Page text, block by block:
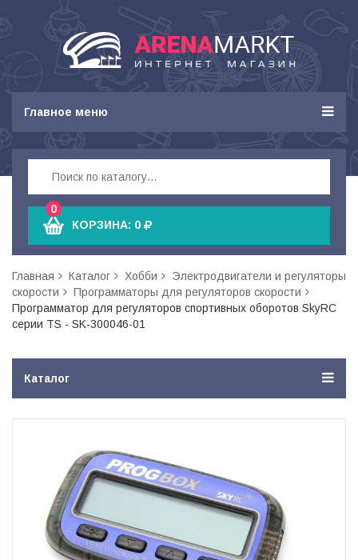
Главное меню
0
КОРЗИНА: 0
Главная Каталог Хобби
Электродвигатели и регуляторы
скорости
Программаторы для регуляторов скорости
Программатор для регуляторов спортивных оборотов SkyRC
серии TS - SK-300046-01
Каталог